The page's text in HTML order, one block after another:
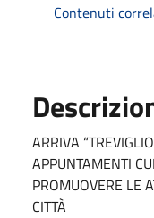
Contenuti
ARRIVA
APPUNTAMENTI
PROMUOVERE LE
CITTÀ